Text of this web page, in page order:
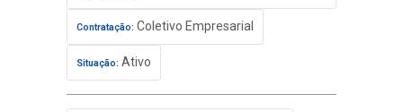
Contratação: Coletivo Empresarial
Situação: Ativo